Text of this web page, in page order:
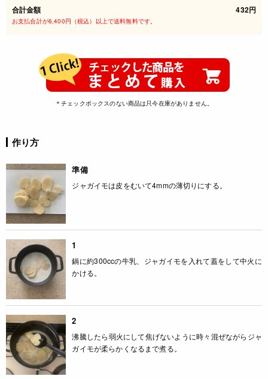
合計金額 432円
お支払合計が6,400円（税込）以上で送料無料です。
＊チェックボックスのない商品は只今在庫がありません。
作り方
準備
ジャガイモは皮をむいて4mmの薄切りにする。
1
鍋に約300ccの牛乳、ジャガイモを入れて蓋をして中火に
かける。
2
沸騰したら弱火にして焦げないように時々混ぜながらジャ
ガイモが柔らかくなるまで煮る。